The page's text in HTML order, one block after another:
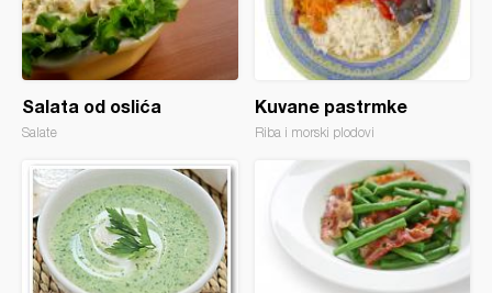
Salata od oslića
Salate
Kuvane pastrmke
Riba i morski plodovi